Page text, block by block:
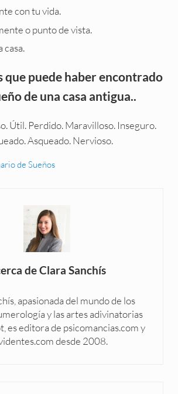
con tu vida.
o punto de vista.
casa.
que puede haber encontrado
de una casa antigua..
Útil. Perdido. Maravilloso. Inseguro.
Asqueado. Nervioso.
de Sueños
deClara Sanchís
apasionada del mundo de los
y las artes adivinatorias
es editora de psicomancias.com y
desde 2008.